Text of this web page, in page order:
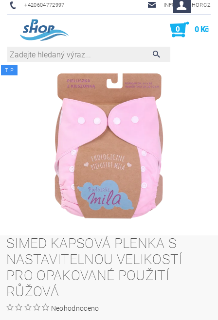
+420604772997 INFO@PHSHOP.CZ
0 0 Kč
TIP
SIMED KAPSOVÁ PLENKA S
NASTAVITELNOU VELIKOSTÍ
PRO OPAKOVANÉ POUŽITÍ
RŮŽOVÁ
Neohodnoceno